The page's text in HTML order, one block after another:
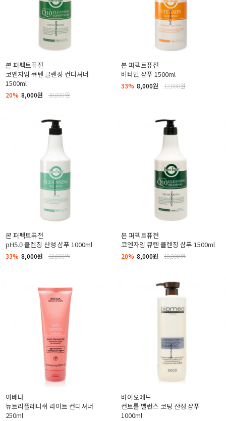
본 퍼펙트퓨전
코엔자임 큐텐 클렌징 컨디셔너
1500ml
20% 8,000원 10,000원
본 퍼펙트퓨전
비타민 샴푸 1500ml
33% 8,000원 12,000원
본 퍼펙트퓨전
pH5.0 클렌징 산성 샴푸 1000ml
33% 8,000원 12,000원
본 퍼펙트퓨전
코엔자임 큐텐 클렌징 샴푸 1500ml
20% 8,000원 10,000원
아베다
뉴트리플레니쉬 라이트 컨디셔너
250ml
바이오메드
컨트롤 밸런스 코팅 산성 샴푸
1000ml